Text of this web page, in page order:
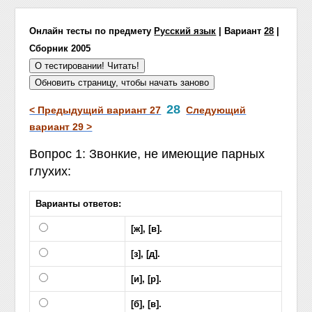
Онлайн тесты по предмету Русский язык | Вариант28
Сборник 2005
< Предыдущий вариант 27 28 Следующий
вариант 29 >
Вопрос 1: Звонкие, не имеющие парных
глухих:
Варианты ответов:
[ж], [в].
[з], [д].
[и], [р].
[б], [в].